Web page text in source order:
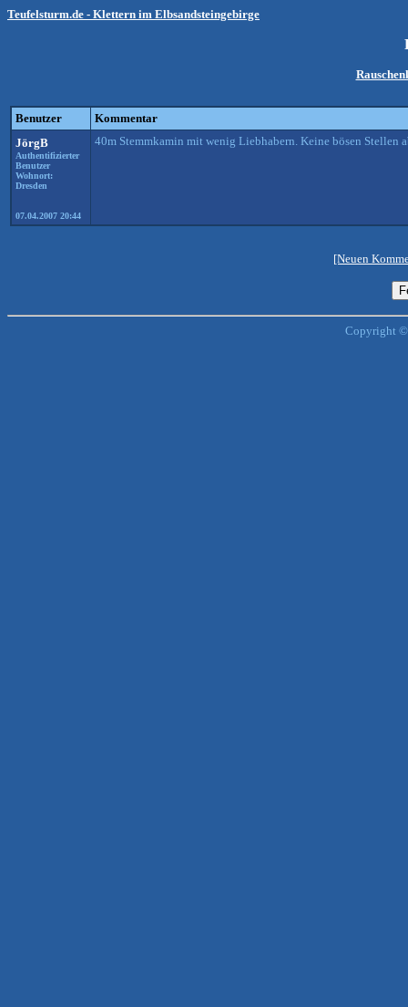
Teufelsturm.de - Klettern im Elbsandsteingebirge
Benutzer
Kommentar
JörgB
Authentifizierter
Benutzer
Wohnort:
Dresden
07.04.2007 20:44
40m Stemmkamin mit wenig Liebhabern. Keine bösen Stellen
[Neuen
Copyright ©